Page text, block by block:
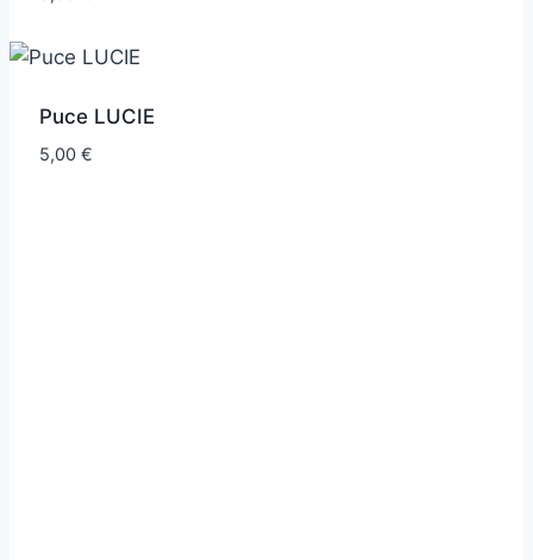
Puce LUCIE
5,00 €